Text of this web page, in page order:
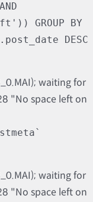
GROUP BY
DESC
waiting for
"No space left on
waiting for
"No space left on